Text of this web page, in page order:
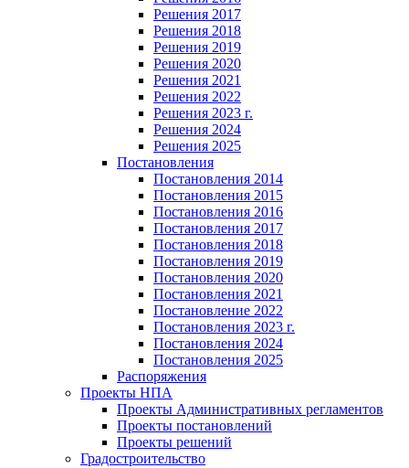
Решения 2017
Решения 2018
Решения 2019
Решения 2020
Решения 2021
Решения 2022
Решения 2023 г.
Решения 2024
Решения 2025
Постановления
Постановления 2014
Постановления 2015
Постановления 2016
Постановления 2017
Постановления 2018
Постановления 2019
Постановления 2020
Постановления 2021
Постановление 2022
Постановления 2023 г.
Постановления 2024
Постановления 2025
Распоряжения
Проекты НПА
Проекты Административных регламентов
Проекты постановлений
Проекты решений
Градостроительство